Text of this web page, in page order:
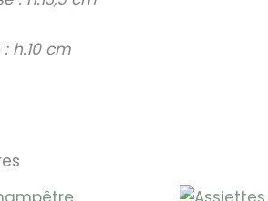
h.10 cm